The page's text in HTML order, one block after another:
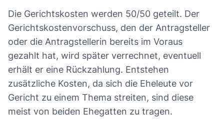
Die Gerichtskosten werden 50/50 geteilt. Der
Gerichtskostenvorschuss, den der Antragsteller
oder die Antragstellerin bereits im Voraus
gezahlt hat, wird später verrechnet, eventuell
erhält er eine Rückzahlung. Entstehen
zusätzliche Kosten, da sich die Eheleute vor
Gericht zu einem Thema streiten, sind diese
meist von beiden Ehegatten zu tragen.